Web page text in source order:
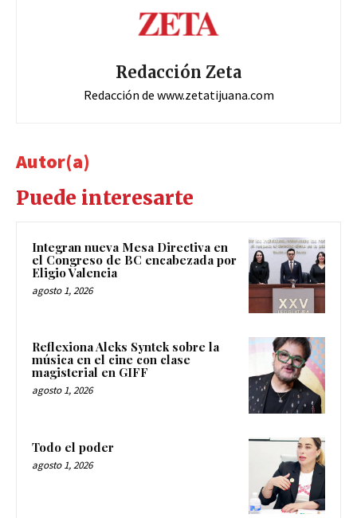
Redacción Zeta
Redacción de www.zetatijuana.com
Autor(a)
Puede interesarte
Integran nueva Mesa Directiva en
el Congreso de BC encabezada por
Eligio Valencia
agosto 1, 2026
Reflexiona Aleks Syntek sobre la
música en el cine con clase
magisterial en GIFF
agosto 1, 2026
Todo el poder
agosto 1, 2026